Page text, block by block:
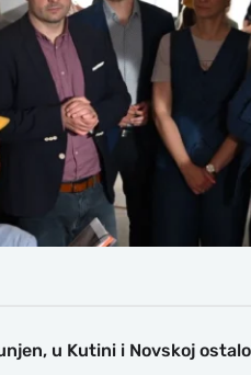
u Kutini i Novskoj